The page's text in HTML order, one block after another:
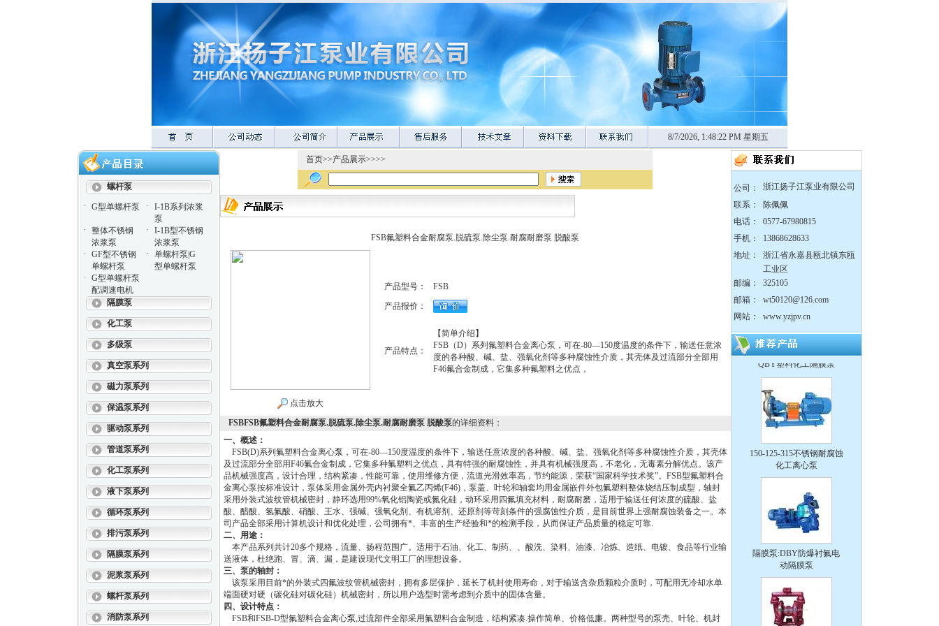
8/7/2026, 1:48:23 PM 星期五
螺杆泵
·
G型单螺杆泵 ·
I-1B系列浓浆
泵
·
整体不锈钢
浓浆泵
·
I-1B型不锈钢
浓浆泵
·
GF型不锈钢
单螺杆泵
·
单螺杆泵|G
型单螺杆泵
·
G型单螺杆泵
配调速电机
隔膜泵
化工泵
多级泵
真空泵系列
磁力泵系列
保温泵系列
驱动泵系列
管道泵系列
化工泵系列
液下泵系列
循环泵系列
排污泵系列
隔膜泵系列
泥浆泵系列
螺杆泵系列
消防泵系列
首页>>产品展示>>>>
FSB氟塑料合金耐腐泵.脱硫泵.除尘泵.耐腐耐磨泵 脱酸泵
点击放大
产品型号：
FSB
产品报价：
产品特点：
【简单介绍】
FSB（D）系列氟塑料合金离心泵，可在-80—150度温度的条件下，输送任意浓
度的各种酸、碱、盐、强氧化剂等多种腐蚀性介质，其壳体及过流部分全部用
F46氟合金制成，它集多种氟塑料之优点，
FSBFSB氟塑料合金耐腐泵.脱硫泵.除尘泵.耐腐耐磨泵 脱酸泵的详细资料：
一、概述：
FSB(D)系列氟塑料合金离心泵 ，可在-80—150度温度的条件下，输送任意浓度的各种酸、碱、盐、强氧化剂等多种腐蚀性介质，其壳体
及过流部分全部用F46氟合金制成，它集多种氟塑料之优点，具有特强的耐腐蚀性，并具有机械强度高，不老化，无毒素分解优点。该产
品机械强度高，设计合理，结构紧凑，性能可靠，使用维修方便，流道光滑效率高，节约能源，荣获“国家科学技术奖”。FSB型氟塑料合
金离心泵按标准设计，泵体采用金属外壳内衬聚全氟乙丙烯(F46)，泵盖、叶轮和轴套均用金属嵌件外包氟塑料整体烧结压制成型，轴封
采用外装式波纹管机械密封，静环选用99%氧化铝陶瓷或氮化硅，动环采用四氟填充材料，耐腐耐磨，适用于输送任何浓度的硫酸、盐
酸、醋酸、氢氟酸、硝酸、王水、强碱、强氧化剂、有机溶剂、还原剂等苛刻条件的强腐蚀性介质，是目前世界上强耐腐蚀装备之一。本
司产品全部采用计算机设计和优化处理，公司拥有*、丰富的生产经验和*的检测手段，从而保证产品质量的稳定可靠.
二、用途：
本产品系列共计20多个规格，流量、扬程范围广。适用于石油、化工、制药、、酸洗、染料、油漆、冶炼、造纸、电镀、食品等行业输
送液体，杜绝跑、冒、滴、漏，是建设现代文明工厂的理想设备。
三、泵的轴封：
该泵采用目前*的外装式四氟波纹管机械密封，拥有多层保护，延长了机封使用寿命，对于输送含杂质颗粒介质时，可配用无冷却水单
端面硬对硬（碳化硅对碳化硅）机械密封，所以用户选型时需考虑到介质中的固体含量。
四、设计特点：
FSB和FSB-D型氟塑料合金离心泵,过流部件全部采用氟塑料合金制造，结构紧凑.操作简单、价格低廉。两种型号的泵壳、叶轮、机封
公司：
浙江扬子江泵业有限公司
联系：
陈佩佩
电话：
0577-67980815
手机：
13868628633
地址：
浙江省永嘉县瓯北镇东瓯
工业区
邮编：
325105
邮箱：
wt50120@126.com
网站：
www.yzjpv.cn
zX防爆无堵塞自吸泵
DBY304不锈钢电动隔膜
泵
QBY塑料化工隔膜泵
化工离心泵
动隔膜泵